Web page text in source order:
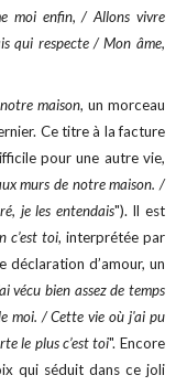
moi enfin, / Allons vivre
qui respecte / Mon âme,
maison, un morceau
Ce titre à la facture
pour une autre vie,
murs de notre maison. /
je les entendais"). Il est
c’est toi, interprétée par
déclaration d’amour, un
vécu bien assez de temps
moi. / Cette vie où j'ai pu
le plus c’est toi". Encore
qui séduit dans ce joli